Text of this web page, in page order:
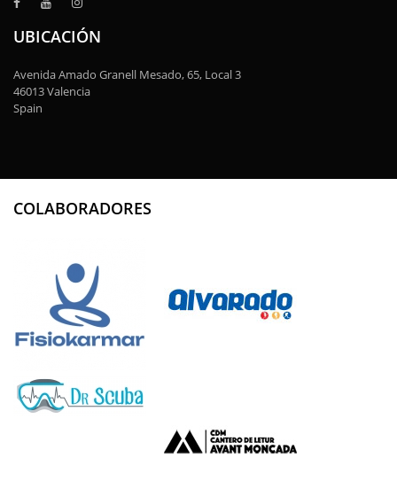
UBICACIÓN
Avenida Amado Granell Mesado, 65, Local 3
46013 Valencia
Spain
COLABORADORES